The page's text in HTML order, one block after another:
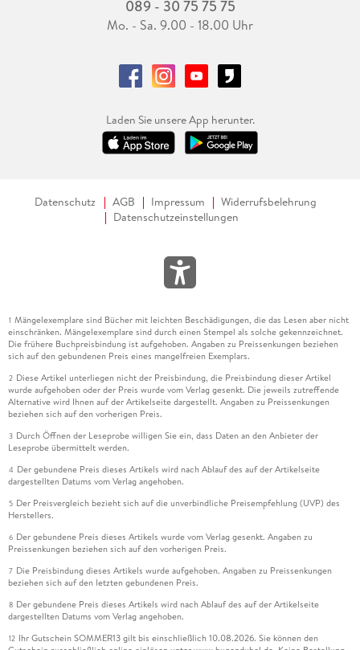
089 - 30 75 75 75
Mo. - Sa. 9.00 - 18.00 Uhr
Laden Sie unsere App herunter.
Datenschutz AGB Impressum
Widerrufsbelehrung
Datenschutzeinstellungen
1 Mängelexemplare sind Bücher mit leichten Beschädigungen, die das Lesen aber nicht
einschränken. Mängelexemplare sind durch einen Stempel als solche gekennzeichnet.
Die frühere Buchpreisbindung ist aufgehoben. Angaben zu Preissenkungen beziehen
sich auf den gebundenen Preis eines mangelfreien Exemplars.
2 Diese Artikel unterliegen nicht der Preisbindung, die Preisbindung dieser Artikel
wurde aufgehoben oder der Preis wurde vom Verlag gesenkt. Die jeweils zutreffende
Alternative wird Ihnen auf der Artikelseite dargestellt. Angaben zu Preissenkungen
beziehen sich auf den vorherigen Preis.
3 Durch Öffnen der Leseprobe willigen Sie ein, dass Daten an den Anbieter der
Leseprobe übermittelt werden.
4 Der gebundene Preis dieses Artikels wird nach Ablauf des auf der Artikelseite
dargestellten Datums vom Verlag angehoben.
5 Der Preisvergleich bezieht sich auf die unverbindliche Preisempfehlung (UVP) des
Herstellers.
6 Der gebundene Preis dieses Artikels wurde vom Verlag gesenkt. Angaben zu
Preissenkungen beziehen sich auf den vorherigen Preis.
7 Die Preisbindung dieses Artikels wurde aufgehoben. Angaben zu Preissenkungen
beziehen sich auf den letzten gebundenen Preis.
8 Der gebundene Preis dieses Artikels wird nach Ablauf des auf der Artikelseite
dargestellten Datums vom Verlag angehoben.
12 Ihr Gutschein SOMMER13 gilt bis einschließlich 10.08.2026. Sie können den